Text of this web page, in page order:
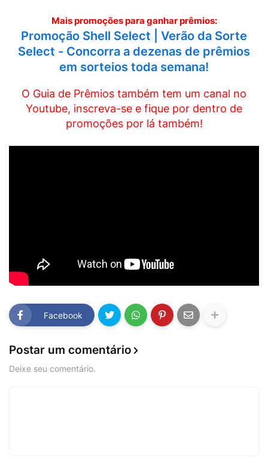
Mais promoções para ganhar prêmios:
Promoção Shell Select | Verão da Sorte
Select - Concorra a dezenas de prêmios
em sorteios toda semana!
O Guia de Prêmios também tem um canal no
Youtube, inscreva-se e fique por dentro de
promoções por lá também!
Facebook
Postar um comentário
Deixe seu comentário.